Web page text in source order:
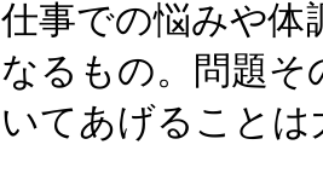
3）差別され
外国人は長く
と思われる